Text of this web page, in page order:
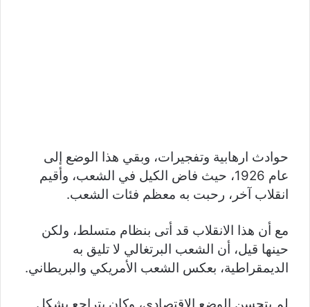
حوادث ارهابية وتفجيرات، وبقي هذا الوضع إلى
عام 1926، حيث فاض الكيل في الشعب، وأقيم
انقلاب آخر، رحبت به معظم فئات الشعب.
مع أن هذا الانقلاب قد أتى بنظام متسلط، ولكن
حينها قيل، أن الشعب البرتغالي لا تليق به
الديمقراطية، بعكس الشعب الأمريكي والبريطاني.
لم يتحسن الوضع الاقتصادي، وكان يتراجع بشكل